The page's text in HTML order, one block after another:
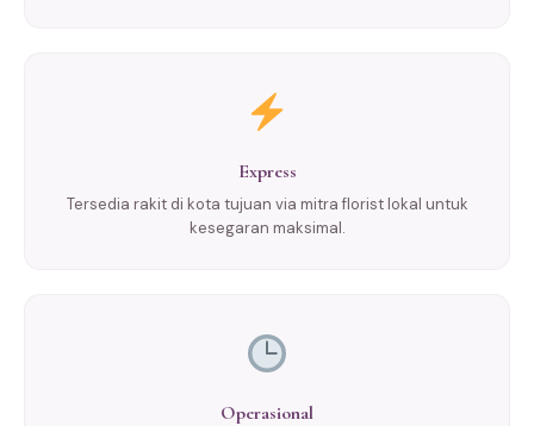
Express
Tersedia rakit di kota tujuan via mitra florist lokal untuk
kesegaran maksimal.
Operasional